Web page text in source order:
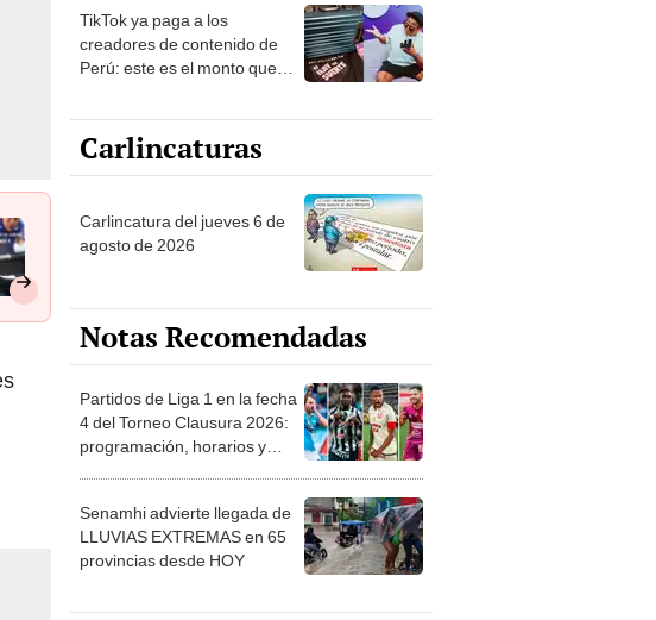
TikTok ya paga a los
creadores de contenido de
Perú: este es el monto que
1.000 vistas
Carlincaturas
Carlincatura del jueves 6 de
agosto de 2026
Notas Recomendadas
Partidos de Liga 1 en la fecha
4 del Torneo Clausura 2026:
programación, horarios y
Senamhi advierte llegada de
LLUVIAS EXTREMAS en 65
provincias desde HOY